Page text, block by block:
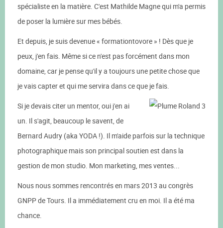
spécialiste en la matière. C'est Mathilde Magne qui m'a permis
de poser la lumière sur mes bébés.
Et depuis, je suis devenue « formationtovore » ! Dès que je
peux, j'en fais. Même si ce n'est pas forcément dans mon
domaine, car je pense qu'il y a toujours une petite chose que
je vais capter et qui me servira dans ce que je fais.
Si je devais citer un mentor, oui j'en ai
un. Il s'agit, beaucoup le savent, de
Bernard Audry (aka YODA !). Il m'aide parfois sur la technique
photographique mais son principal soutien est dans la
gestion de mon studio. Mon marketing, mes ventes...
Nous nous sommes rencontrés en mars 2013 au congrès
GNPP de Tours. Il a immédiatement cru en moi. Il a été ma
chance.